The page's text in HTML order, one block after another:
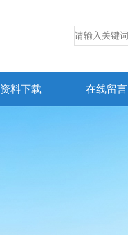
资料下载 在线留言